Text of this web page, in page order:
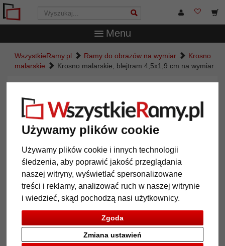
Używamy plików cookie
Używamy plików cookie i innych technologii
śledzenia, aby poprawić jakość przeglądania
naszej witryny, wyświetlać spersonalizowane
treści i reklamy, analizować ruch w naszej witrynie
i wiedzieć, skąd pochodzą nasi użytkownicy.
Zgoda
Zmiana ustawień
Menu
WszystkieRamy.pl Ramy do obrazów na wymiar
Krosno
malarskie
Krosno malarskie, blejtram 4,5x1,9 cm na wymiar
4,5x1,9 cm na wymiar
Powrót